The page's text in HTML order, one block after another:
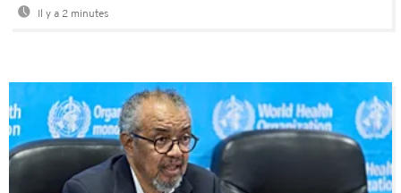
Il y a 2 minutes